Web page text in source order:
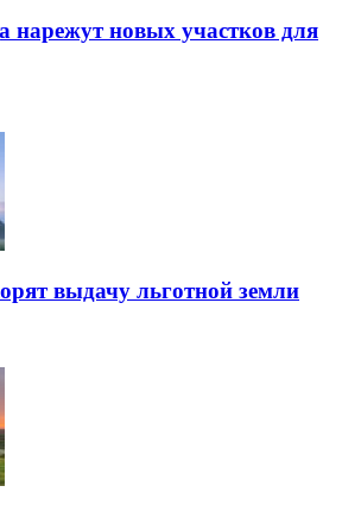
нарежут новых участков для
выдачу льготной земли